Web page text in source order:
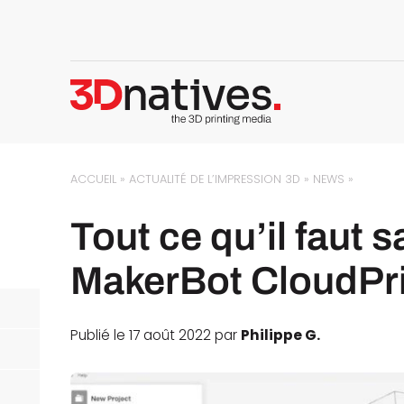
ACCUEIL »ACTUALITÉ DE L’IMPRESSION 3D » NEWS »
Tout ce qu’il faut
MakerBot
Publié le 17 août 2022 par Philippe G.